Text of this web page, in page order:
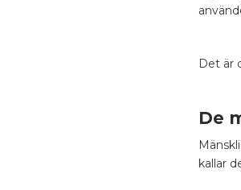
Det är
De
kallar